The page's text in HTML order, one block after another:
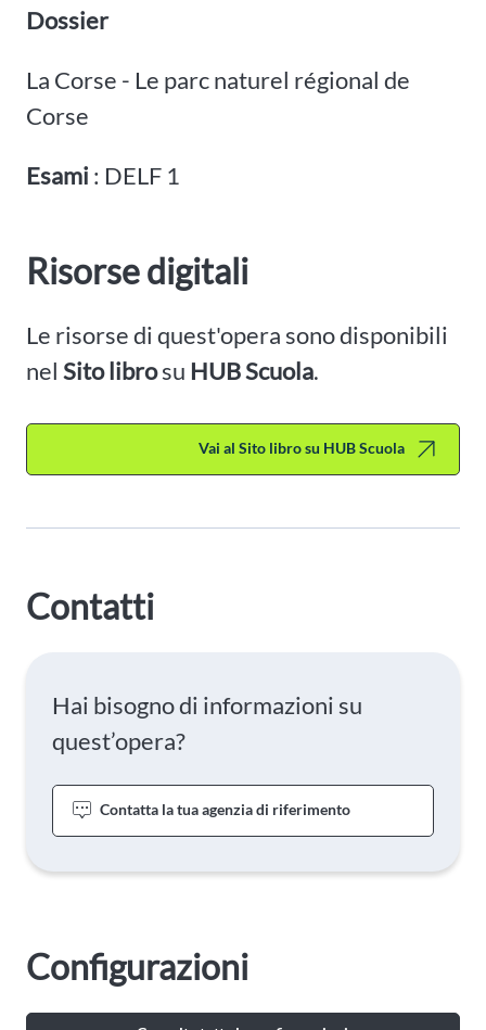
Dossier
La Corse - Le parc naturel régional de
Corse
Esami : DELF 1
Risorse digitali
Le risorse di quest'opera sono disponibili
nel Sito librosu HUB Scuola.
Vai al Sito libro su HUB Scuola
Contatti
Hai bisogno di informazioni su
quest’opera?
Contatta la tua agenzia di riferimento
Configurazioni